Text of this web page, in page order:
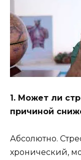
1. Может ли
причиной
Абсолютно.
хронический,